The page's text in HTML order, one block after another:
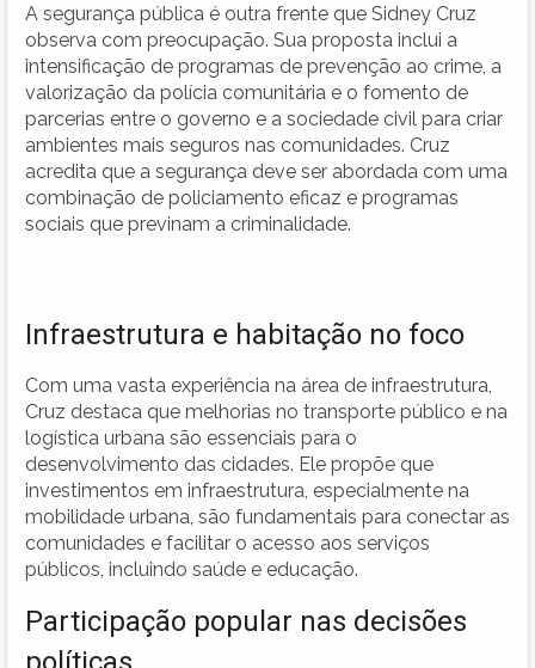
A segurança pública é outra frente que Sidney Cruz
observa com preocupação. Sua proposta inclui a
intensificação de programas de prevenção ao crime, a
valorização da polícia comunitária e o fomento de
parcerias entre o governo e a sociedade civil para criar
ambientes mais seguros nas comunidades. Cruz
acredita que a segurança deve ser abordada com uma
combinação de policiamento eficaz e programas
sociais que previnam a criminalidade.
Infraestrutura e habitação no foco
Com uma vasta experiência na área de infraestrutura,
Cruz destaca que melhorias no transporte público e na
logística urbana são essenciais para o
desenvolvimento das cidades. Ele propõe que
investimentos em infraestrutura, especialmente na
mobilidade urbana, são fundamentais para conectar as
comunidades e facilitar o acesso aos serviços
públicos, incluindo saúde e educação.
Participação popular nas decisões